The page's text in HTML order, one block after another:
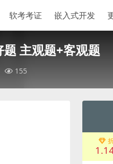
软考考证 嵌入式开发
主观题+客观题
155